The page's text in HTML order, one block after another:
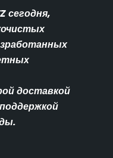
сегодня,
доставкой